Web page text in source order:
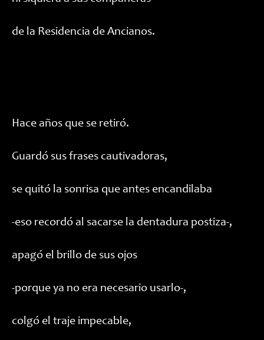
de la Residencia de Ancianos.
Hace años que se retiró.
Guardó sus frases cautivadoras,
se quitó la sonrisa que antes encandilaba
-eso recordó al sacarse la dentadura postiza-,
apagó el brillo de sus ojos
-porque ya no era necesario usarlo-,
colgó el traje impecable,